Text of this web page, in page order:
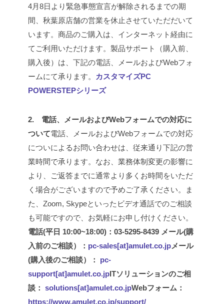
4月8日より緊急事態宣言が解除されるまでの期
間、秋葉原店舗の営業を休止させていただだいて
います。 商品のご購入は、インターネット経由に
てご利用いただけます。製品サポート（購入前、
購入後）は、下記の電話、メールおよびWebフォ
ームにて承ります。
カスタマイズPC
POWERSTEPシリーズ
2. 電話、メールおよびWebフォームでの対応に
ついて電話、メールおよびWebフォームでの対応
についによるお問い合わせは、従来通り下記の営
業時間で承ります。 なお、業務体制変更の影響に
より、ご返答までに通常より多くお時間をいただ
く場合がございますので予めご了承ください。ま
た、Zoom, Skypeといったビデオ通話でのご相談
も可能ですので、お気軽にお申し付けください。
電話(平日 10:00~18:00)：03-5295-8439 メール(購
入前のご相談）： pc-sales[at]amulet.co.jpメール
(購入後のご相談）： pc-
support[at]amulet.co.jpITソリューションのご相
談： solutions[at]amulet.co.jpWebフォーム：
https://www.amulet.co.jp/support/